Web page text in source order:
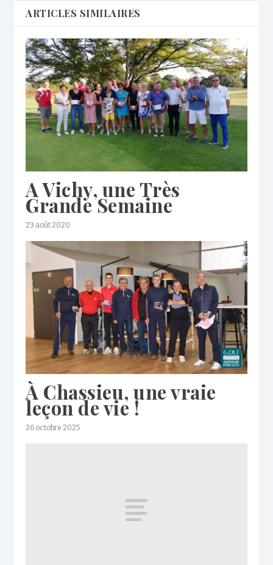
ARTICLES SIMILAIRES
A Vichy, une Très
Grande Semaine
23 août 2020
À Chassieu, une vraie
leçon de vie !
26 octobre 2025